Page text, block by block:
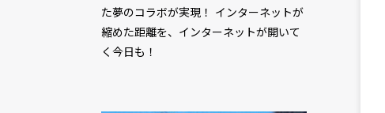
た夢のコラボが実現！ インターネットが
縮めた距離を、インターネットが開いて
く今日も！